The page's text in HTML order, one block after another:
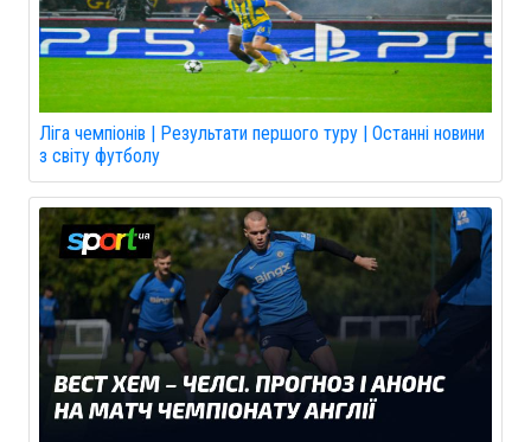
Ліга чемпіонів | Результати першого туру | Останні новини
з світу футболу